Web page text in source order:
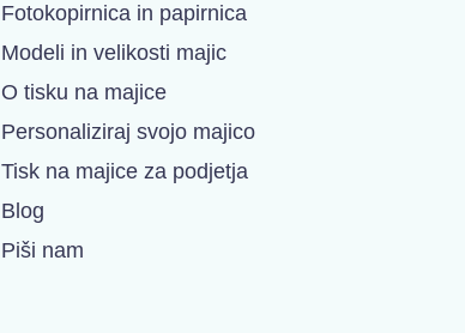
Fotokopirnica in papirnica
Modeli in velikosti majic
O tisku na majice
Personaliziraj svojo majico
Tisk na majice za podjetja
Blog
Piši nam